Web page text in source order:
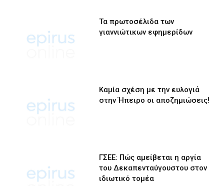
Τα πρωτοσέλιδα των
γιαννιώτικων εφημερίδων
Καμία σχέση με την ευλογιά
στην Ήπειρο οι αποζημιώσεις!
ΓΣΕΕ: Πώς αμείβεται η αργία
του Δεκαπενταύγουστου στον
ιδιωτικό τομέα